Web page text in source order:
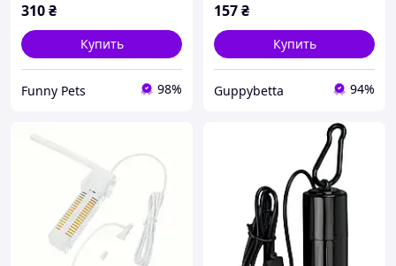
310₴
Купить
Funny Pets 98%
157₴
Купить
Guppybetta 94%